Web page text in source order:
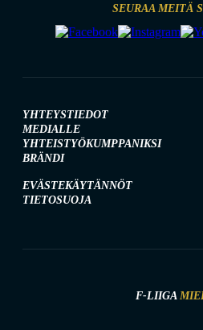
SEURAA MEITÄ
YHTEYSTIEDOT
MEDIALLE
YHTEISTYÖKUMPPANIKSI
BRÄNDI
EVÄSTEKÄYTÄNNÖT
TIETOSUOJA
F-LIIGA